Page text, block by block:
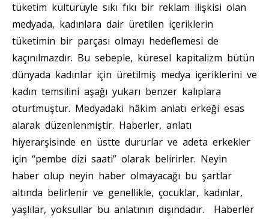
tüketim kültürüyle sıkı fıkı bir reklam ilişkisi olan
medyada, kadınlara dair üretilen içeriklerin
tüketimin bir parçası olmayı hedeflemesi de
kaçınılmazdır. Bu sebeple, küresel kapitalizm bütün
dünyada kadınlar için üretilmiş medya içeriklerini ve
kadın temsilini aşağı yukarı benzer kalıplara
oturtmuştur. Medyadaki hâkim anlatı erkeği esas
alarak düzenlenmiştir. Haberler, anlatı
hiyerarşisinde en üstte dururlar ve adeta erkekler
için “pembe dizi saati” olarak belirirler. Neyin
haber olup neyin haber olmayacağı bu şartlar
altında belirlenir ve genellikle, çocuklar, kadınlar,
yaşlılar, yoksullar bu anlatının dışındadır. Haberler